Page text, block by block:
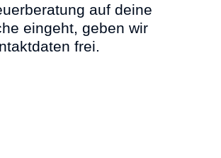
auf deine
eingeht, geben wir
frei.